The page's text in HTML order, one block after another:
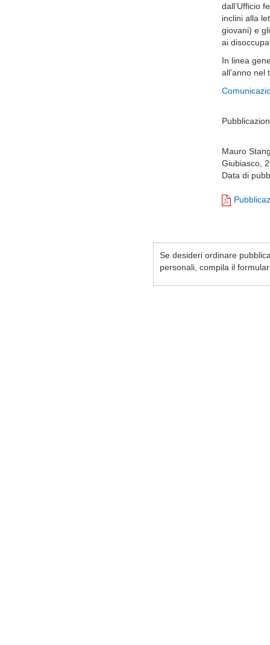
dall’Ufficio
inclini alla
giovani) e
ai
In linea
all’anno nel
Mauro
Giubiasco,
Data di
Se desideri ordinare
personali, compila il